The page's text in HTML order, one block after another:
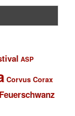
ASP
Corvus Corax
Feuerschwanz